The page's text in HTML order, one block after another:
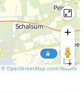
© OpenStreetMap contributors